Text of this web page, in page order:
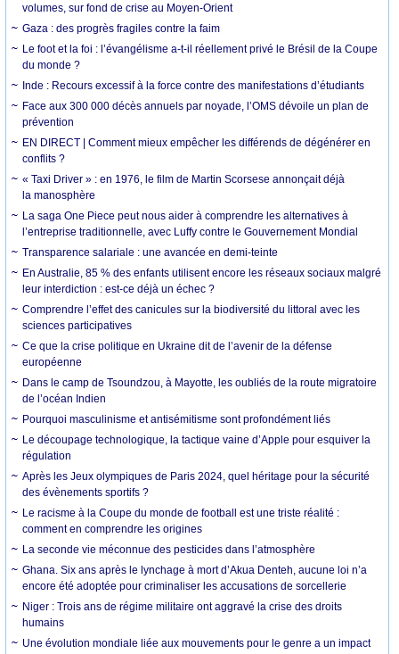
volumes, sur fond de crise au Moyen-Orient
Gaza : des progrès fragiles contre la faim
Le foot et la foi : l’évangélisme a-t-il réellement privé le Brésil de la Coupe
du monde ?
Inde : Recours excessif à la force contre des manifestations d’étudiants
Face aux 300 000 décès annuels par noyade, l’OMS dévoile un plan de
prévention
EN DIRECT | Comment mieux empêcher les différends de dégénérer en
conflits ?
« Taxi Driver » : en 1976, le film de Martin Scorsese annonçait déjà
la manosphère
La saga One Piece peut nous aider à comprendre les alternatives à
l’entreprise traditionnelle, avec Luffy contre le Gouvernement Mondial
Transparence salariale : une avancée en demi-teinte
En Australie, 85 % des enfants utilisent encore les réseaux sociaux malgré
leur interdiction : est-ce déjà un échec ?
Comprendre l’effet des canicules sur la biodiversité du littoral avec les
sciences participatives
Ce que la crise politique en Ukraine dit de l’avenir de la défense
européenne
Dans le camp de Tsoundzou, à Mayotte, les oubliés de la route migratoire
de l’océan Indien
Pourquoi masculinisme et antisémitisme sont profondément liés
Le découpage technologique, la tactique vaine d’Apple pour esquiver la
régulation
Après les Jeux olympiques de Paris 2024, quel héritage pour la sécurité
des évènements sportifs ?
Le racisme à la Coupe du monde de football est une triste réalité :
comment en comprendre les origines
La seconde vie méconnue des pesticides dans l’atmosphère
Ghana. Six ans après le lynchage à mort d’Akua Denteh, aucune loi n’a
encore été adoptée pour criminaliser les accusations de sorcellerie
Niger : Trois ans de régime militaire ont aggravé la crise des droits
humains
Une évolution mondiale liée aux mouvements pour le genre a un impact